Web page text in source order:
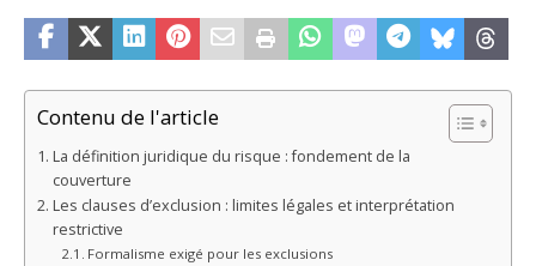
Contenu de l'article
La définition juridique du risque : fondement de la
couverture
Les clauses d’exclusion : limites légales et interprétation
restrictive
Formalisme exigé pour les exclusions